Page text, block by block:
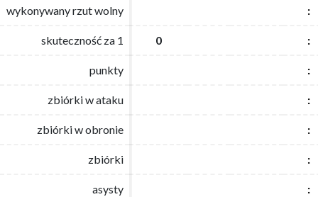
wykonywany rzut wolny :
skuteczność za 1 0 :
punkty :
zbiórki w ataku :
zbiórki w obronie :
zbiórki :
asysty :
wykonywany rzut wolny :
skuteczność za 1 0 :
punkty :
zbiórki w ataku :
zbiórki w obronie :
zbiórki :
asysty :